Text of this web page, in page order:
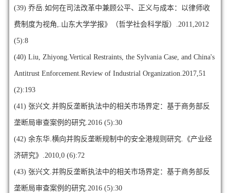
(39) 乔岳.如何在司法改革中兼顾公平、正义与成本：以律师收
费制度为视角,.山东大学学报》（哲学社会科学版）.2011,2012
(5):8
(40) Liu, Zhiyong.Vertical Restraints, the Sylvania Case, and China's
Antitrust Enforcement.Review of Industrial Organization.2017,51
(2):193
(41) 张兴文.并购反垄断执法中的相关市场界定：基于商务部反
垄断局审查案例的研究.2016 (5):30
(42) 余东华.横向并购反垄断规制中的安全港规则研究.《产业经
济研究》.2010,0 (6):72
(43) 张兴文.并购反垄断执法中的相关市场界定：基于商务部反
垄断局审查案例的研究.2016 (5):30